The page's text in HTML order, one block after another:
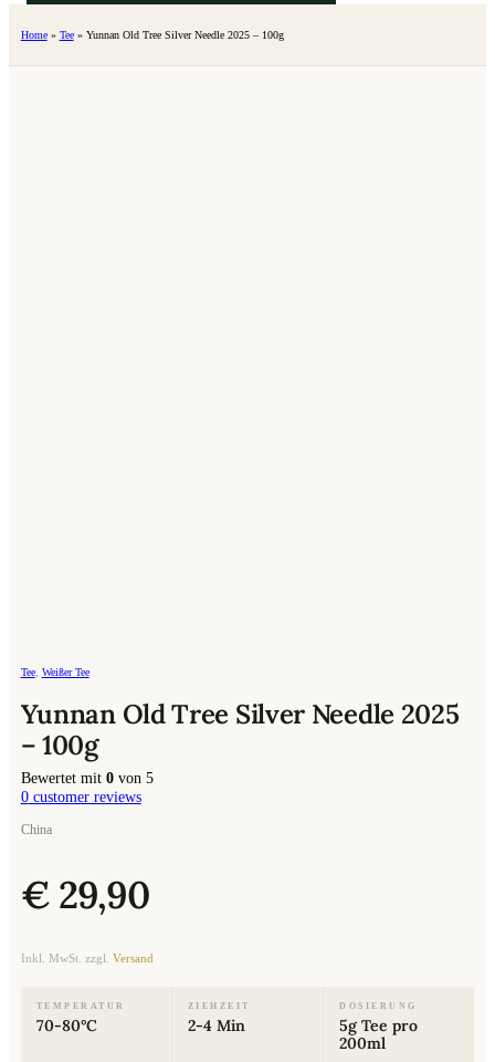
Home» Tee» Yunnan Old Tree Silver Needle 2025 – 100g
Tee, Weißer Tee
Yunnan Old Tree Silver Needle 2025
– 100g
Bewertet mit 0von 5
0customer reviews
China
€29,90
Inkl. MwSt. zzgl. Versand
TEMPERATUR
70-80°C
ZIEHZEIT
2-4 Min
DOSIERUNG
5g Tee pro
200ml